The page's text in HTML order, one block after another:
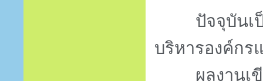
ปัจจุบันเป็น
บริหารองค์กร
ผลงานเขีย